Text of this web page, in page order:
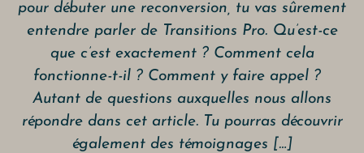
pour débuter une reconversion, tu vas sûrement
entendre parler de Transitions Pro. Qu’est-ce
que c’est exactement ? Comment cela
fonctionne-t-il ? Comment y faire appel ?
Autant de questions auxquelles nous allons
répondre dans cet article. Tu pourras découvrir
également des témoignages […]